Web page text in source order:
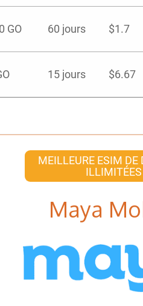
GO 60 jours $1.7
15 jours $6.67
MEILLEURE ESIM DE
ILLIMITÉES
Maya